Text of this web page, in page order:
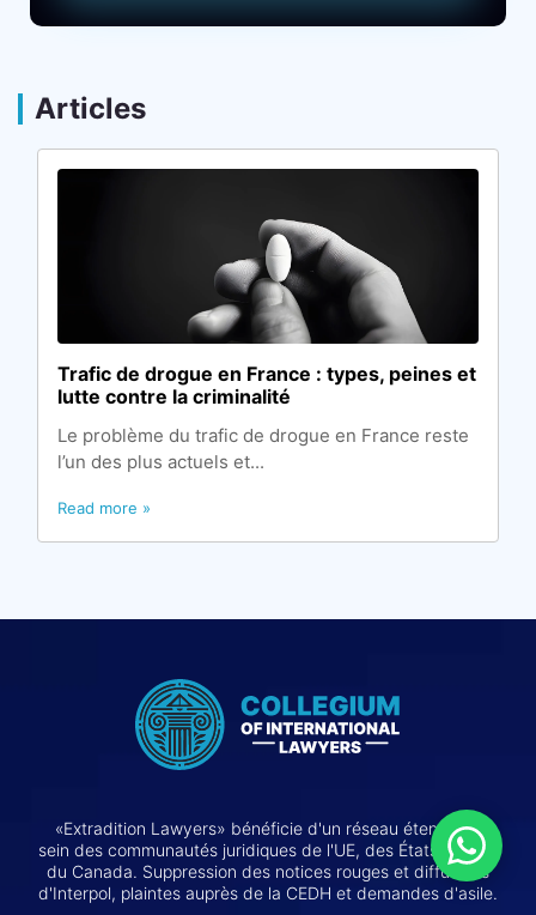
Articles
Trafic de drogue en France : types, peines et
lutte contre la criminalité
Le problème du trafic de drogue en France reste
l’un des plus actuels et...
Read more »
«Extradition Lawyers» bénéficie d'un réseau étendu au
sein des communautés juridiques de l'UE, des États-Unis et
du Canada. Suppression des notices rouges et diffusions
d'Interpol, plaintes auprès de la CEDH et demandes d'asile.